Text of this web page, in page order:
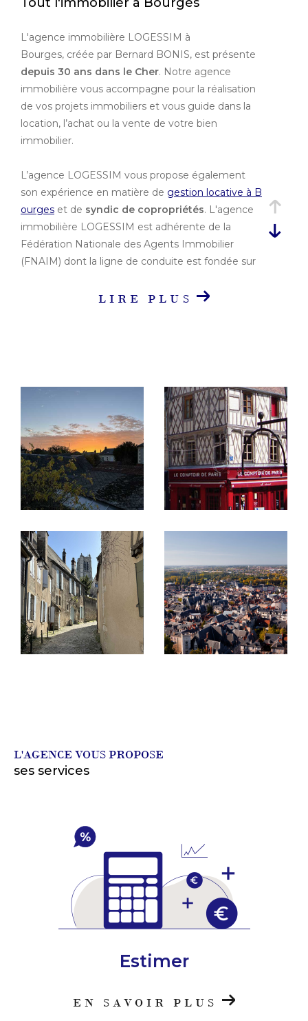
L'agence immobilière LOGESSIM à
Bourges, créée par Bernard BONIS, est présente
depuis 30 ans dans le Cher. Notre agence
immobilière vous accompagne pour la réalisation
de vos projets immobiliers et vous guide dans la
location, l’achat ou la vente de votre bien
immobilier.
L’agence LOGESSIM vous propose également
son expérience en matière de gestion locative à B
ourges et de syndic de copropriétés. L'agence
immobilière LOGESSIM est adhérente de la
Fédération Nationale des Agents Immobilier
(FNAIM) dont la ligne de conduite est fondée sur
biens en location
sur notre site internet : studios,
appartements, maisons, commerces...
Vous avez une question ou souhaitez visiter un
bien immobilier ? N’hésitez pas, venez nous
rendre visite ou contactez-nous.
LIRE PLUS
L'AGENCE VOUS PROPOSE
ses services
Estimer
EN SAVOIR PLUS
Ville
Budget
Budget
Surface
Surface
Pièces
Pièces
Référence
AFFINER LES
CRITÈRES
Exclusivités Nouveautés
RECHERCHER